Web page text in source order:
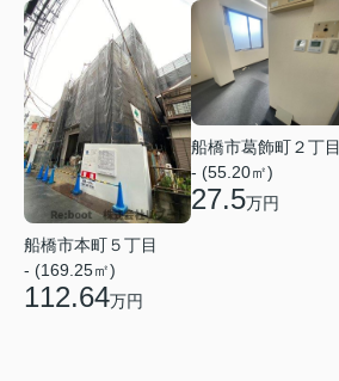
船橋市本町５丁目
- (169.25㎡)
112.64万円
船橋市葛飾町２丁目
- (55.20㎡)
27.5万円